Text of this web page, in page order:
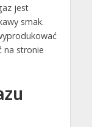
jest
smak.
na stronie